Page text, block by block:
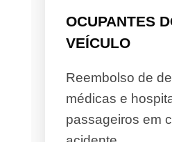
OCUPANTES
VEÍCULO
Reembolso de
médicas e
passageiros em